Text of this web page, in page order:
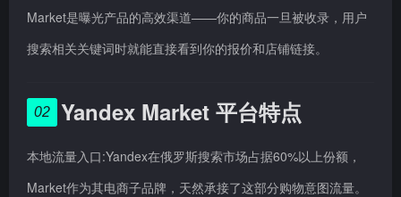
Market是曝光产品的高效渠道——你的商品一旦被收录，用户
搜索相关关键词时就能直接看到你的报价和店铺链接。
02 Yandex Market 平台特点
本地流量入口:Yandex在俄罗斯搜索市场占据60%以上份额，
Market作为其电商子品牌，天然承接了这部分购物意图流量。